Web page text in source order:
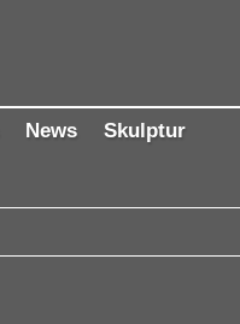
News Skulptur